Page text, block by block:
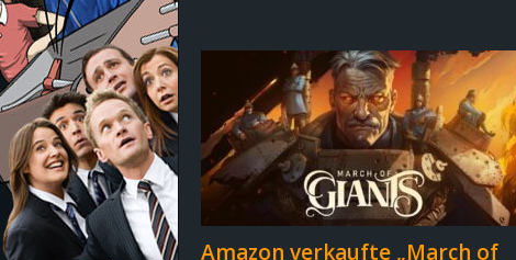
e
Amazon verkaufte „March of